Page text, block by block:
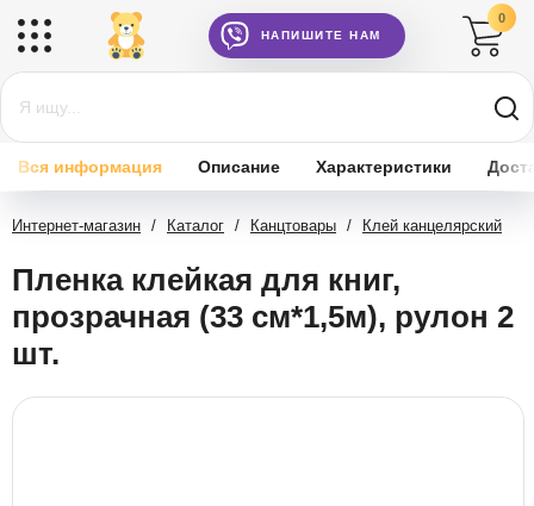
НАПИШИТЕ НАМ
0
Вся информация Описание Характеристики
Интернет-магазин / Каталог / Канцтовары / Клей канцелярский
Пленка клейкая для книг,
прозрачная (33 см*1,5м), рулон 2
шт.